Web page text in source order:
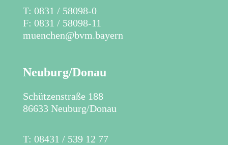
T: 0831 / 58098-0
F: 0831 / 58098-11
muenchen@bvm.bayern
Neuburg/Donau
Schützenstraße 188
86633 Neuburg/Donau
T: 08431 / 539 12 77